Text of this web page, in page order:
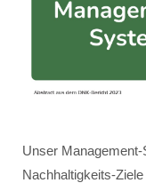
Unser
Nachhaltigkeits-